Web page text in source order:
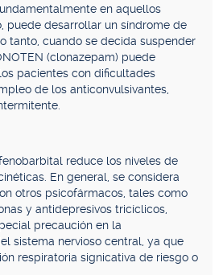
en aquellos
puede desarrollar un síndrome de
tanto, cuando se decida suspender
(clonazepam) puede
pacientes con dificultades
de los anticonvulsivantes,
reduce los niveles de
En general, se considera
otros psicofármacos, tales como
y antidepresivos tricíclicos,
precaución en la
sistema nervioso central, ya que
respiratoria signicativa de riesgo o